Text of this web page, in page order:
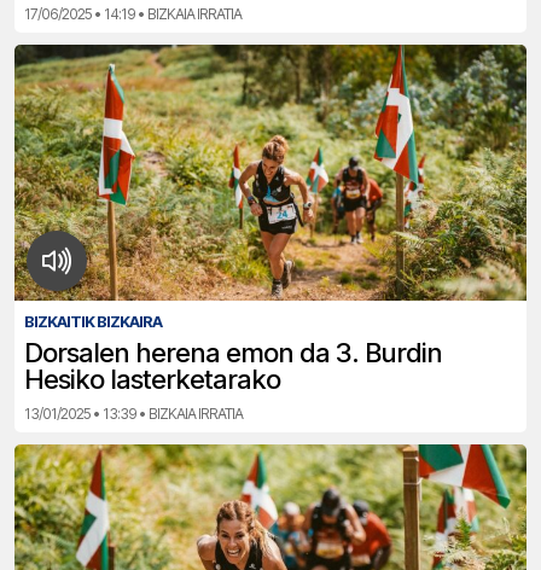
17/06/2025 • 14:19 • BIZKAIA IRRATIA
BIZKAITIK BIZKAIRA
Dorsalen herena emon da 3. Burdin
Hesiko lasterketarako
13/01/2025 • 13:39 • BIZKAIA IRRATIA